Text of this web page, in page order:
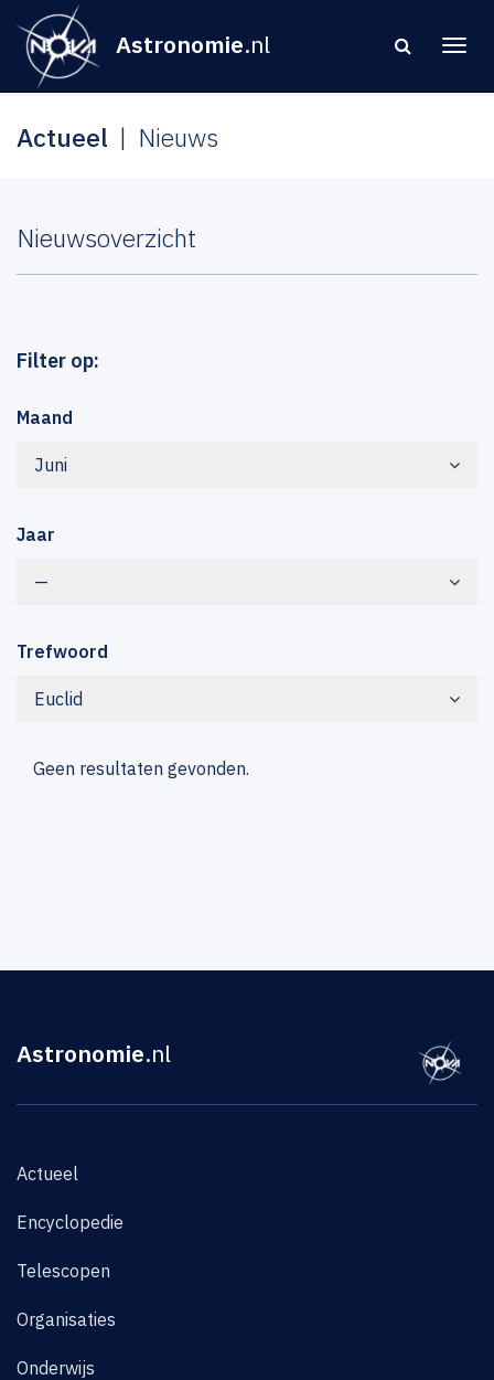
Astronomie.nl
Actueel Nieuws
Nieuwsoverzicht
Filter op:
Maand
Juni
Jaar
—
Trefwoord
Euclid
Geen resultaten gevonden.
Astronomie.nl
Actueel
Encyclopedie
Telescopen
Organisaties
Onderwijs